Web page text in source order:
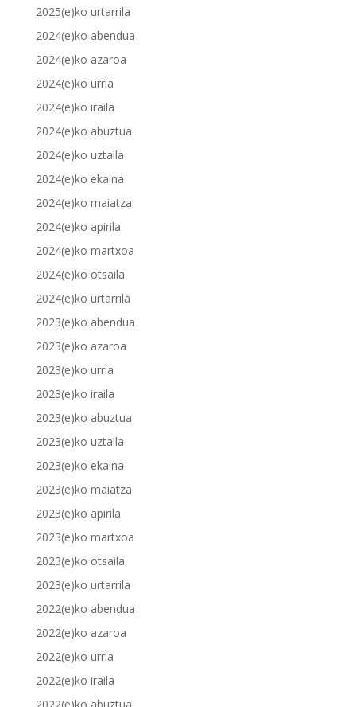
2025(e)ko urtarrila
2024(e)ko abendua
2024(e)ko azaroa
2024(e)ko urria
2024(e)ko iraila
2024(e)ko abuztua
2024(e)ko uztaila
2024(e)ko ekaina
2024(e)ko maiatza
2024(e)ko apirila
2024(e)ko martxoa
2024(e)ko otsaila
2024(e)ko urtarrila
2023(e)ko abendua
2023(e)ko azaroa
2023(e)ko urria
2023(e)ko iraila
2023(e)ko abuztua
2023(e)ko uztaila
2023(e)ko ekaina
2023(e)ko maiatza
2023(e)ko apirila
2023(e)ko martxoa
2023(e)ko otsaila
2023(e)ko urtarrila
2022(e)ko abendua
2022(e)ko azaroa
2022(e)ko urria
2022(e)ko iraila